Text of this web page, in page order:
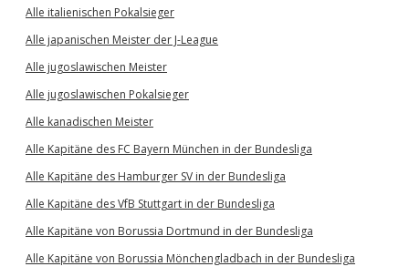
Alle italienischen Pokalsieger
Alle japanischen Meister der J-League
Alle jugoslawischen Meister
Alle jugoslawischen Pokalsieger
Alle kanadischen Meister
Alle Kapitäne des FC Bayern München in der Bundesliga
Alle Kapitäne des Hamburger SV in der Bundesliga
Alle Kapitäne des VfB Stuttgart in der Bundesliga
Alle Kapitäne von Borussia Dortmund in der Bundesliga
Alle Kapitäne von Borussia Mönchengladbach in der Bundesliga